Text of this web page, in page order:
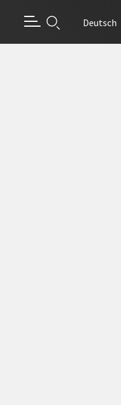
Deutsch